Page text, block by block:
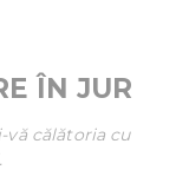
ÎN JUR
vă călătoria cu